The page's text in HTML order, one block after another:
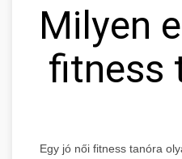
Milyen
fitness
Egy jó női fitness tanóra